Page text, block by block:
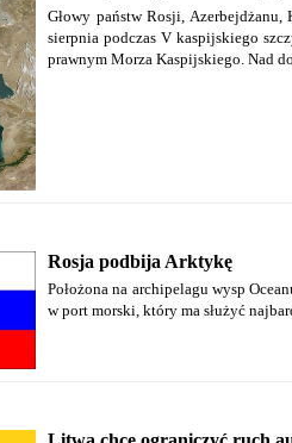
Głowy państw Rosji,
sierpnia podczas V kaspijskiego
prawnym Morza Kaspijskiego. Nad
Rosja podbija Arktykę
Położona na archipelagu wysp
w port morski, który ma służyć